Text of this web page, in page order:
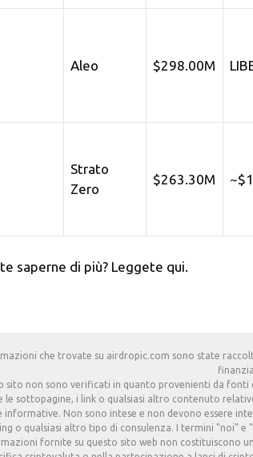
Aleo $298.00M
Strato
Zero
$263.30M
saperne di più? Leggete qui.
che trovate su airdropic.com sono state
sito non sono verificati in quanto provenienti da
le sottopagine, i link o qualsiasi altro contenuto
informative. Non sono intese e non devono essere
o qualsiasi altro tipo di consulenza. I termini "noi"
fornite su questo sito web non costituiscono